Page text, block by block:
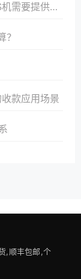
业执照吗？）
？
款应用场景
,顺丰包邮,个